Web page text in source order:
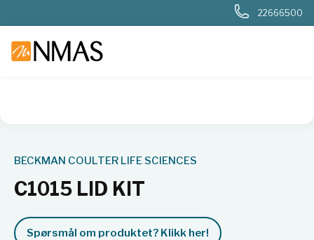
22666500
BECKMAN COULTER LIFE SCIENCES
C1015 LID KIT
Spørsmål om produktet? Klikk her!